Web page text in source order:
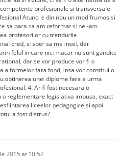
profesionale si transversale
Atunci e din nou un mod frumos si
sa para ca am reformat si ne -am
profesorilor cu trendurile
cred, si sper sa ma insel, dar
felul in care nici macar nu sunt gandite
dar se vor produce vor fi o
a formelor fara fond, insa vor constitui o
obtinerea unei diplome fara a urma
4. Ar fi fost necesara o
o reglementare legislativa impusa, exact
liceelor pedagogice si apoi
a fost distrus?
2015 at 10:52